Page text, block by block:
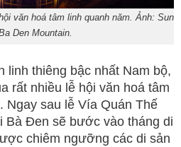
văn hoá tâm linh quanh năm. Ảnh: Sun
Den Mountain.
linh thiêng bậc nhất Nam bộ,
rất nhiều lễ hội văn hoá tâm
Ngay sau lễ Vía Quán Thế
Bà Đen sẽ bước vào tháng di
chiêm ngưỡng các di sản